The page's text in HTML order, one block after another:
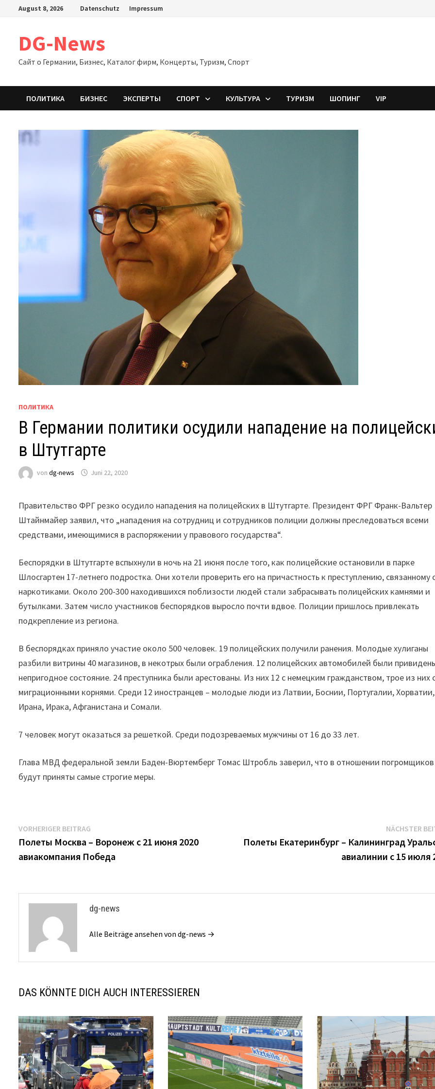
August 8, 2026 Datenschutz Impressum
DG-News
Сайт о Германии, Бизнес, Каталог фирм, Концерты, Туризм, Спорт
ПОЛИТИКА БИЗНЕС ЭКСПЕРТЫ СПОРТ КУЛЬТУРА ТУРИЗМ ШОПИНГ VIP
ПОЛИТИКА
В Германии политики осудили нападение на
в Штутгарте
vondg-news Juni 22, 2020
Правительство ФРГ резко осудило нападения на полицейских в Штутгарте. Президент ФРГ Франк-Вальтер
Штайнмайер заявил, что „нападения на сотрудниц и сотрудников полиции должны преследоваться всеми
средствами, имеющимися в распоряжении у правового государства“.
Беспорядки в Штутгарте вспыхнули в ночь на 21 июня после того, как полицейские остановили в парке
Шлосгартен 17-летнего подростка. Они хотели проверить его на причастность к преступлению, связанному
наркотиками. Около 200-300 находившихся поблизости людей стали забрасывать полицейских камнями и
бутылками. Затем число участников беспорядков выросло почти вдвое. Полиции пришлось привлекать
подкрепление из региона.
В беспорядках приняло участие около 500 человек. 19 полицейских получили ранения. Молодые хулиганы
разбили витрины 40 магазинов, в некотрых были ограбления. 12 полицейских автомобилей были
непригодное состояние. 24 преступника были арестованы. Из них 12 с немецким гражданством, трое из них
миграционными корнями. Среди 12 иностранцев – молодые люди из Латвии, Боснии, Португалии, Хорватии,
Ирана, Ирака, Афганистана и Сомали.
7 человек могут оказаться за решеткой. Среди подозреваемых мужчины от 16 до 33 лет.
Глава МВД федеральной земли Баден-Вюртемберг Томас Штробль заверил, что в отношении погромщиков
будут приняты самые строгие меры.
Beitrags-
Navigation
VORHERIGER BEITRAG
Beitrag:
Полеты Москва – Воронеж с 21 июня 2020
авиакомпания Победа
NÄCHSTER
Полеты Екатеринбург – Калининград
авиалинии с 15 июля
dg-news
Alle Beiträge ansehen von dg-news →
DAS KÖNNTE DICH AUCH INTERESSIEREN